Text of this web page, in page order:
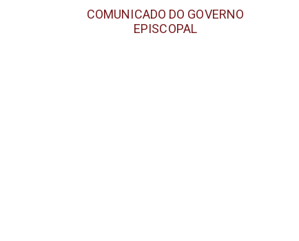
COMUNICADO DO GOVERNO
EPISCOPAL